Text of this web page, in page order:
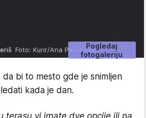
Pogledaj
fotogaleriju
Foto: Kurir/Ana Paunković
da bi to mesto gde je snimljen
kada je dan.
terasu vi imate dve opcije ili na